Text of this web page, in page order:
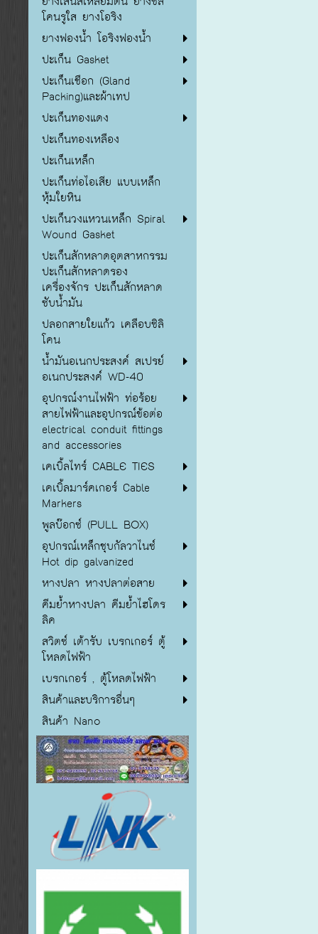
โคนรูใส ยางโอริง
ยางฟองน้ำ โอริงฟองน้ำ
ปะเก็น Gasket
ปะเก็นเชือก (Gland
Packing)และผ้าเทป
ปะเก็นทองแดง
ปะเก็นทองเหลือง
ปะเก็นเหล็ก
ปะเก็นท่อไอเสีย แบบเหล็ก
หุ้มใยหิน
ปะเก็นวงแหวนเหล็ก Spiral
Wound Gasket
ปะเก็นสักหลาดอุตสาหกรรม
ปะเก็นสักหลาดรอง
เครื่องจักร ปะเก็นสักหลาด
ซับน้ำมัน
ปลอกสายใยแก้ว เคลือบซิลิ
โคน
น้ำมันอเนกประสงค์ สเปรย์
อเนกประสงค์ WD-40
อุปกรณ์งานไฟฟ้า ท่อร้อย
สายไฟฟ้าและอุปกรณ์ข้อต่อ
electrical conduit fittings
and accessories
เคเบิ้ลไทร์ CABLE TIES
เคเบิ้ลมาร์คเกอร์ Cable
Markers
พูลบ๊อกซ์ (PULL BOX)
อุปกรณ์เหล็กชุบกัลวาไนซ์
Hot dip galvanized
หางปลา หางปลาต่อสาย
คีมย้ำหางปลา คีมย้ำไฮโดร
ลิค
สวิตซ์ เต้ารับ เบรกเกอร์ ตู้
โหลดไฟฟ้า
เบรกเกอร์ , ตู้โหลดไฟฟ้า
สินค้าและบริการอื่นๆ
สินค้า Nano